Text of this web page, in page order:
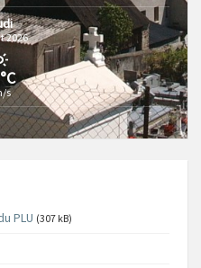
2026
s
PLU (307 kB)